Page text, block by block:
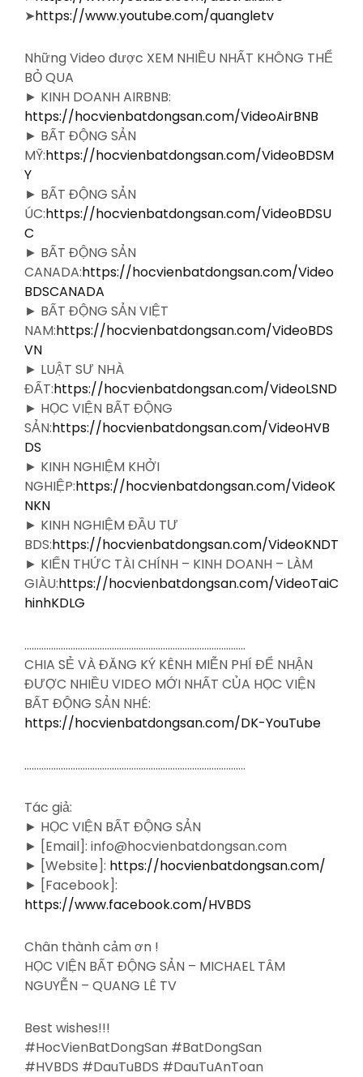
➤https://www.youtube.com/quangletv
Những Video được XEM NHIỀU NHẤT KHÔNG THỂ
BỎ QUA
► KINH DOANH AIRBNB:
https://hocvienbatdongsan.com/VideoAirBNB
► BẤT ĐỘNG SẢN
MỸ:https://hocvienbatdongsan.com/VideoBDSM
Y
► BẤT ĐỘNG SẢN
ÚC:https://hocvienbatdongsan.com/VideoBDSU
C
► BẤT ĐỘNG SẢN
CANADA:https://hocvienbatdongsan.com/Video
BDSCANADA
► BẤT ĐỘNG SẢN VIỆT
NAM:https://hocvienbatdongsan.com/VideoBDS
VN
► LUẬT SƯ NHÀ
ĐẤT:https://hocvienbatdongsan.com/VideoLSND
► HỌC VIỆN BẤT ĐỘNG
SẢN:https://hocvienbatdongsan.com/VideoHVB
DS
► KINH NGHIỆM KHỞI
NGHIỆP:https://hocvienbatdongsan.com/VideoK
NKN
► KINH NGHIỆM ĐẦU TƯ
BDS:https://hocvienbatdongsan.com/VideoKNDT
► KIẾN THỨC TÀI CHÍNH – KINH DOANH – LÀM
GIÀU:https://hocvienbatdongsan.com/VideoTaiC
hinhKDLG
……………………………………………………………………………….
CHIA SẺ VÀ ĐĂNG KÝ KÊNH MIỄN PHÍ ĐỂ NHẬN
ĐƯỢC NHIỀU VIDEO MỚI NHẤT CỦA HỌC VIỆN
BẤT ĐỘNG SẢN NHÉ:
https://hocvienbatdongsan.com/DK-YouTube
……………………………………………………………………………….
Tác giả:
► HỌC VIỆN BẤT ĐỘNG SẢN
► [Email]: info@hocvienbatdongsan.com
► [Website]: https://hocvienbatdongsan.com/
► [Facebook]:
https://www.facebook.com/HVBDS
Chân thành cảm ơn !
HỌC VIỆN BẤT ĐỘNG SẢN – MICHAEL TÂM
NGUYỄN – QUANG LÊ TV
Best wishes!!!
#HocVienBatDongSan #BatDongSan
#HVBDS #DauTuBDS #DauTuAnToan